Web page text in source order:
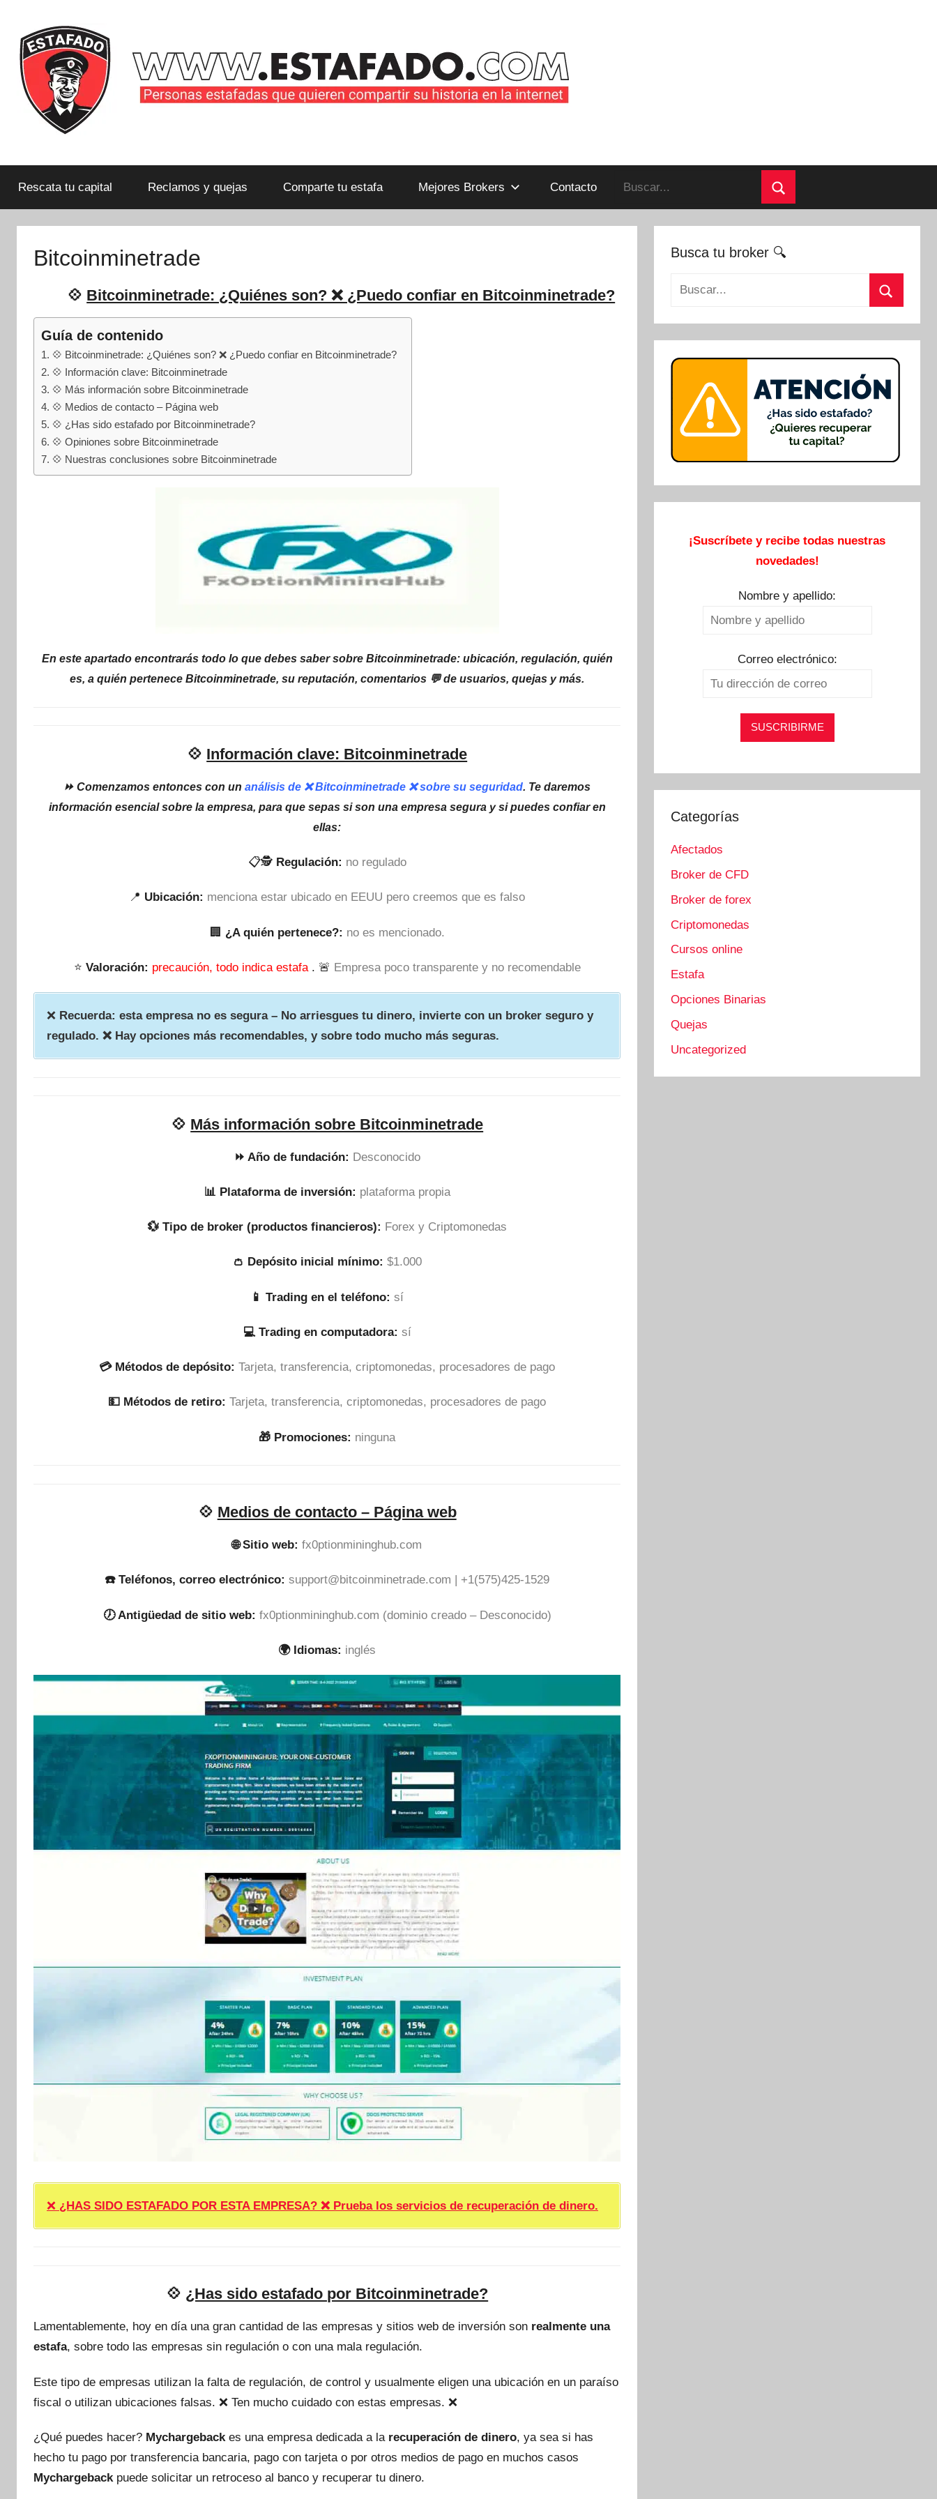
contenido
estafadas
que
historia
Estafado.com
Rescata tu capital Reclamos y quejas Comparte tu estafa Mejores Brokers Contacto
Buscar:
Buscar
Bitcoinminetrade
💠 Bitcoinminetrade: ¿Quiénes son? ❌ ¿Puedo confiar en Bitcoinminetrade?
Guía de contenido
💠 Bitcoinminetrade: ¿Quiénes son? ❌ ¿Puedo confiar en Bitcoinminetrade?
💠 Información clave: Bitcoinminetrade
💠 Más información sobre Bitcoinminetrade
💠 Medios de contacto – Página web
💠 ¿Has sido estafado por Bitcoinminetrade?
💠 Opiniones sobre Bitcoinminetrade
💠 Nuestras conclusiones sobre Bitcoinminetrade
En este apartado encontrarás todo lo que debes saber sobre Bitcoinminetrade: ubicación, regulación, quién
es, a quién pertenece Bitcoinminetrade, su reputación, comentarios 💬 de usuarios, quejas y más.
💠 Información clave: Bitcoinminetrade
⏩ Comenzamos entonces con unanálisis de ❌ Bitcoinminetrade ❌ sobre su seguridad. Te daremos
información esencial sobre la empresa, para que sepas si son una empresa segura y si puedes confiar en
ellas:
📋🕵 Regulación: no regulado
📍 Ubicación: menciona estar ubicado en EEUU pero creemos que es falso
🏢 ¿A quién pertenece?: no es mencionado.
⭐ Valoración: precaución, todo indica estafa . 🚨 Empresa poco transparente y no recomendable
❌ Recuerda: esta empresa no es segura – No arriesgues tu dinero, invierte con un broker seguro y
regulado. ❌ Hay opciones más recomendables, y sobre todo mucho más seguras.
💠 Más información sobre Bitcoinminetrade
⏩ Año de fundación: Desconocido
📊 Plataforma de inversión: plataforma propia
💱 Tipo de broker (productos financieros): Forex y Criptomonedas
👛 Depósito inicial mínimo: $1.000
📱 Trading en el teléfono: sí
💻 Trading en computadora: sí
💳 Métodos de depósito: Tarjeta, transferencia, criptomonedas, procesadores de pago
💵​ Métodos de retiro: Tarjeta, transferencia, criptomonedas, procesadores de pago
🎁 Promociones: ninguna
💠 Medios de contacto – Página web
🌐 Sitio web: fx0ptionmininghub.com
☎️ Teléfonos, correo electrónico: support@bitcoinminetrade.com | +1(575)425-1529
🕖 Antigüedad de sitio web: fx0ptionmininghub.com (dominio creado – Desconocido)
🌍 Idiomas: inglés
❌ ¿HAS SIDO ESTAFADO POR ESTA EMPRESA? ❌ Prueba los servicios de recuperación de dinero.
💠 ¿Has sido estafado por Bitcoinminetrade?
Lamentablemente, hoy en día una gran cantidad de las empresas y sitios web de inversión son realmente una
estafa, sobre todo las empresas sin regulación o con una mala regulación.
Este tipo de empresas utilizan la falta de regulación, de control y usualmente eligen una ubicación en un paraíso
fiscal o utilizan ubicaciones falsas. ❌ Ten mucho cuidado con estas empresas. ❌
¿Qué puedes hacer? Mychargebackes una empresa dedicada a la recuperación de dinero, ya sea si has
hecho tu pago por transferencia bancaria, pago con tarjeta o por otros medios de pago en muchos casos
Mychargebackpuede solicitar un retroceso al banco y recuperar tu dinero.
Busca tu broker 🔍
Buscar:
¡Suscríbete y recibe todas nuestras
novedades!
Nombre y apellido:
Correo electrónico:
Categorías
Afectados
Broker de CFD
Broker de forex
Criptomonedas
Cursos online
Estafa
Opciones Binarias
Quejas
Uncategorized